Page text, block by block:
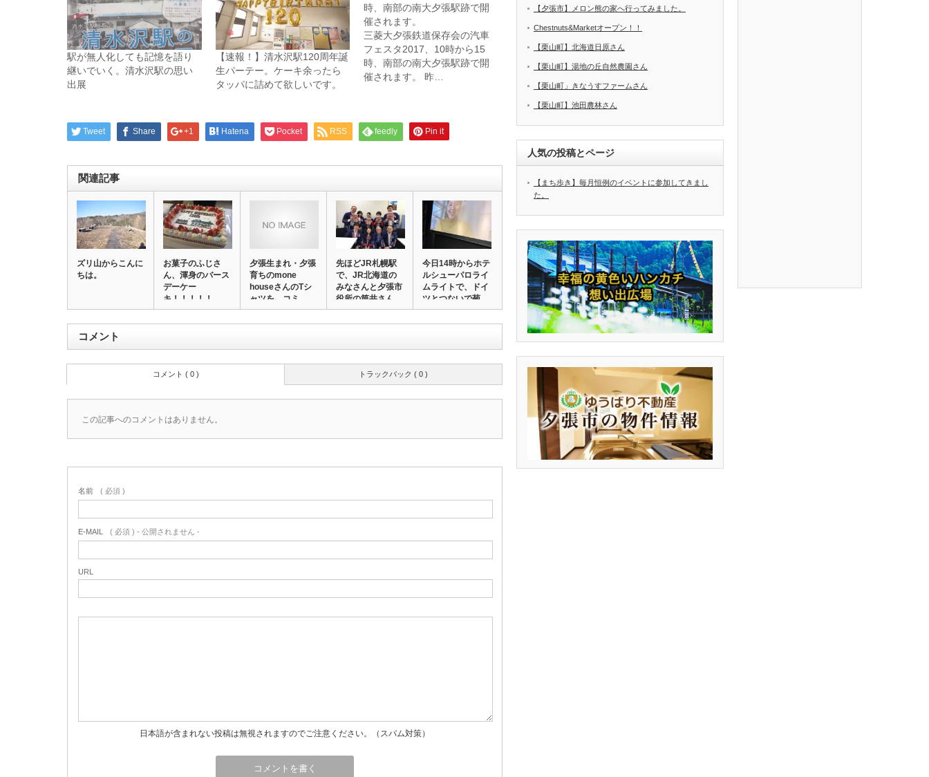
駅が無人化しても記憶を語り
継いでいく。清水沢駅の思い
出展
【速報！】清水沢駅120周年誕
生パーテー。ケーキ余ったら
タッパに詰めて欲しいです。
時、南部の南大夕張駅跡で開
催されます。
三菱大夕張鉄道保存会の汽車
フェスタ2017、10時から15
時、南部の南大夕張駅跡で開
催されます。 昨…
Tweet Share +1 Hatena Pocket RSS feedly Pin it
関連記事
ズリ山からこんに
ちは。
お菓子のふじさ
ん、渾身のバース
デーケー
キ！！！！！
夕張生まれ・夕張
育ちのmone
houseさんのTシ
ャツを、コミ…
先ほどJR札幌駅
で、JR北海道の
みなさんと夕張市
役所の筒井さん、
…
今日14時からホテ
ルシューパロライ
ムライトで、ドイ
ツとつないで菊…
コメント
トラックバック ( 0 )
コメント ( 0 )
この記事へのコメントはありません。
名前 ( 必須 )
E-MAIL ( 必須 ) - 公開されません -
URL
日本語が含まれない投稿は無視されますのでご注意ください。（スパム対策）
【夕張市】メロン熊の家へ行ってみました。
Chestnuts&Marketオープン！！
【栗山町】北海道日原さん
【栗山町】湯地の丘自然農園さん
【栗山町」きなうすファームさん
【栗山町】池田農林さん
人気の投稿とページ
【まち歩き】毎月恒例のイベントに参加してきまし
た。